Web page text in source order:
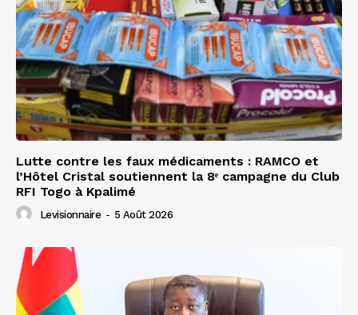
Lutte contre les faux médicaments : RAMCO et
l’Hôtel Cristal soutiennent la 8ᵉ campagne du Club
RFI Togo à Kpalimé
Levisionnaire - 5 Août 2026